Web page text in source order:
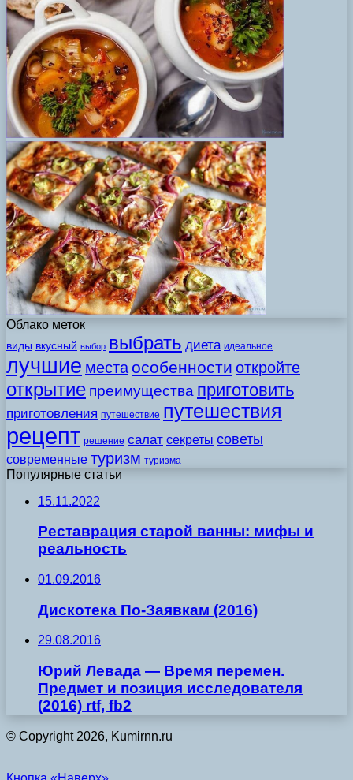
Облако меток
виды вкусный выбор выбрать диета идеальное
лучшие места особенности откройте
открытие преимущества приготовить
приготовления путешествие путешествия
рецепт решение салат секреты советы
современные туризм туризма
Популярные статьи
15.11.2022
Реставрация старой ванны: мифы и
реальность
01.09.2016
Дискотека По-Заявкам (2016)
29.08.2016
Юрий Левада — Время перемен.
Предмет и позиция исследователя
(2016) rtf, fb2
© Copyright 2026, Kumirnn.ru